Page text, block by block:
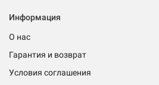
Информация
О нас
Гарантия и возврат
Условия соглашения